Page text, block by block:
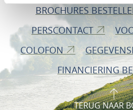
BROCHURES
PERSCONTACT
COLOFON
FINANCIERING
TERUG NAAR